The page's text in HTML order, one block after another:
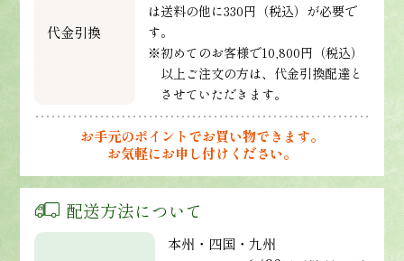
代金引換
は送料の他に330円（税込）が必要で
す。
※初めてのお客様で10,800円（税込）
以上ご注文の方は、代金引換配達と
させていただきます。
お手元のポイントでお買い物できます。
お気軽にお申し付けください。
配送方法について
本州・四国・九州